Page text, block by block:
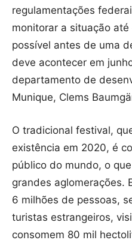
regulamentações
monitorar a situação
possível antes de uma
deve acontecer em
departamento de
Munique, Clems
O tradicional festival,
existência em 2020, é
público do mundo, o
grandes aglomerações.
6 milhões de pessoas,
turistas estrangeiros,
consomem 80 mil